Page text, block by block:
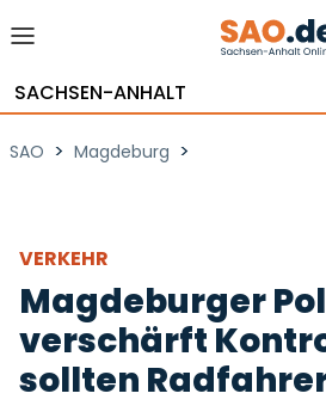
SACHSEN-ANHALT
SAO > Magdeburg >
VERKEHR
Magdeburger
verschärft
sollten